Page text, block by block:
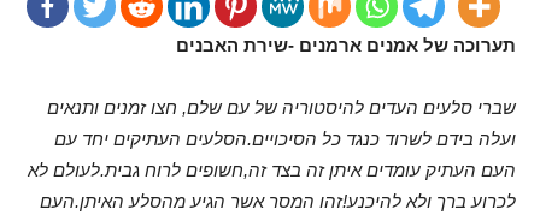
תערוכה של אמנים ארמנים -שירת האבנים
שברי סלעים העדים להיסטוריה של עם שלם, חצו זמנים ותנאים
ועלה בידם לשרוד כנגד כל הסיכויים.הסלעים העתיקים יחד עם
העם העתיק עומדים איתן זה בצד זה,חשופים לרוח גבית.לעולם לא
לכרוע ברך ולא להיכנע!זהו המסר אשר הגיע מהסלע האיתן.העם